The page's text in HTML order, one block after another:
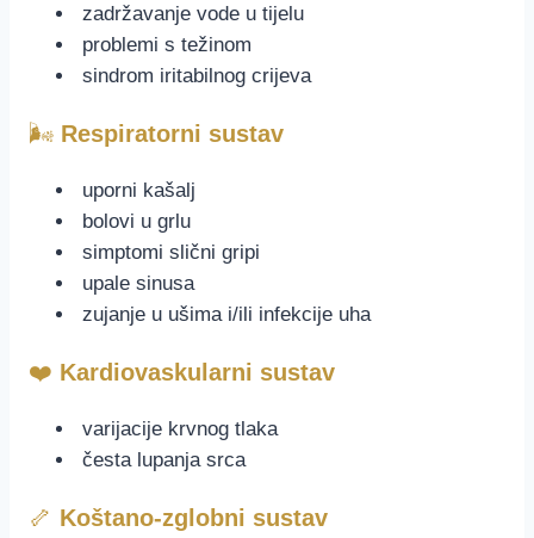
zadržavanje vode u tijelu
problemi s težinom
sindrom iritabilnog crijeva
🌬️ Respiratorni sustav
uporni kašalj
bolovi u grlu
simptomi slični gripi
upale sinusa
zujanje u ušima i/ili infekcije uha
❤️ Kardiovaskularni sustav
varijacije krvnog tlaka
česta lupanja srca
🦴 Koštano-zglobni sustav